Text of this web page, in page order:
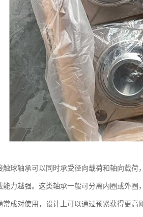
触球轴承可以同时承受径向载荷和轴向载
能力越强。这类轴承一般可分离内圈或外圈
常成对使用，设计上可以通过预紧获得更